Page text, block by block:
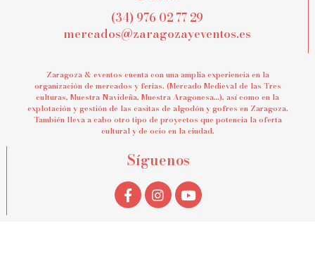
(34) 976 02 77 29
mercados@zaragozayeventos.es
Zaragoza & eventos cuenta con una amplia experiencia en la
organización de mercados y ferias. (Mercado Medieval de las Tres
culturas, Muestra Navideña, Muestra Aragonesa…), así como en la
explotación y gestión de las casitas de algodón y gofres en Zaragoza.
También lleva a cabo otro tipo de proyectos que potencia la oferta
cultural y de ocio en la ciudad.
Síguenos